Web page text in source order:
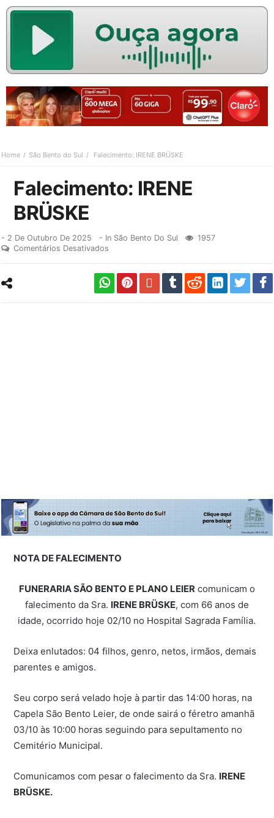
Home São Bento do Sul Falecimento: IRENE BRÜSKE
Falecimento: IRENE
BRÜSKE
- 2 De Outubro De 2025 - In São Bento Do Sul
1957
Comentários Desativados
NOTA DE FALECIMENTO
FUNERARIA SÃO BENTO E PLANO LEIERcomunicam o
falecimento da Sra. IRENE BRÜSKE, com 66 anos de
idade, ocorrido hoje 02/10 no Hospital Sagrada Família.
Deixa enlutados: 04 filhos, genro, netos, irmãos, demais
parentes e amigos.
Seu corpo será velado hoje à partir das 14:00 horas, na
Capela São Bento Leier, de onde sairá o féretro amanhã
03/10 às 10:00 horas seguindo para sepultamento no
Cemitério Municipal.
Comunicamos com pesar o falecimento da Sra. IRENE
BRÜSKE.